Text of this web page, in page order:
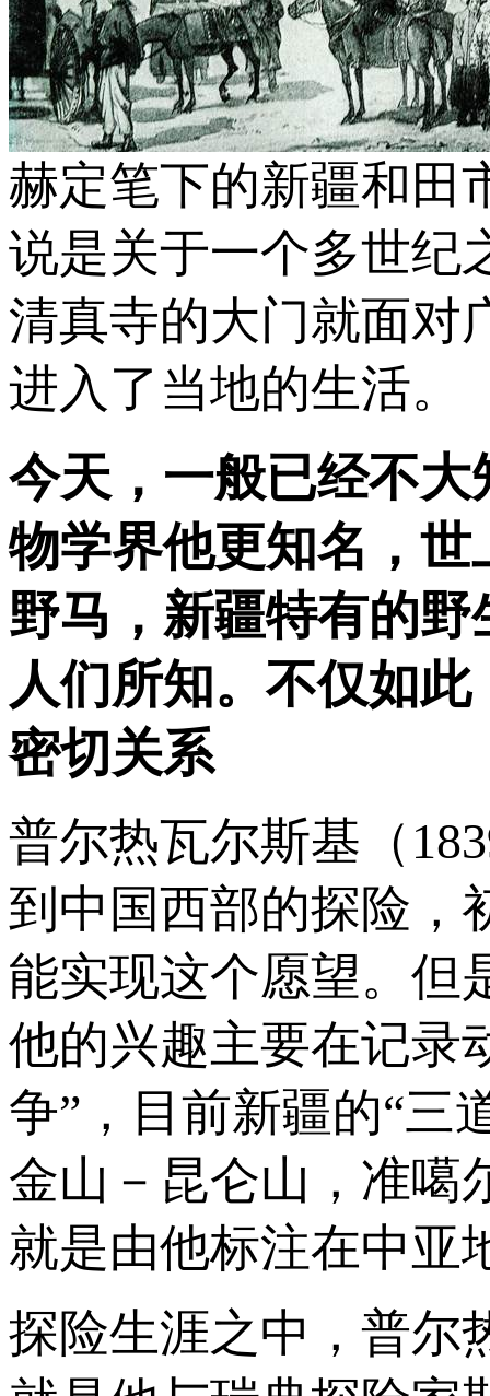
赫定笔下的新疆和田
说是关于一个多世纪
清真寺的大门就面对
进入了当地的生活。
今天，一般已经不
物学界他更知名，
野马，新疆特有的
人们所知。不仅如
密切关系
普尔热瓦尔斯基（
到中国西部的探险，
能实现这个愿望。但
他的兴趣主要在记录
争”，目前新疆的“三
金山－昆仑山，准噶
就是由他标注在中亚
探险生涯之中，普尔